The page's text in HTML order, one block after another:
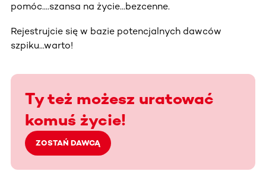
pomóc....szansa na życie...bezcenne.
Rejestrujcie się w bazie potencjalnych dawców
szpiku...warto!
Ty też możesz uratować
komuś życie!
ZOSTAŃ DAWCĄ